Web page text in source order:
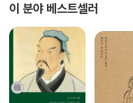
이 분야 베스트셀러